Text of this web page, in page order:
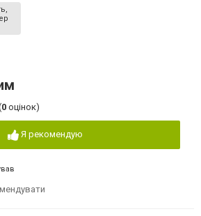
0 оцінок)
Я рекомендую